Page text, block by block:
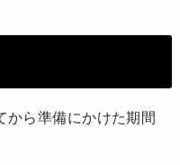
から準備にかけた期間